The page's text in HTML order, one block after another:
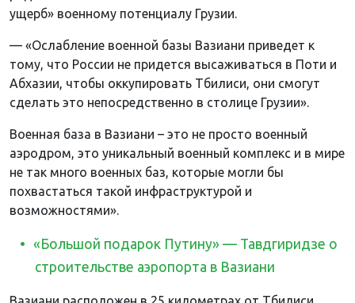
ущерб» военному потенциалу Грузии.
— «Ослабление военной базы Вазиани приведет к
тому, что России не придется высаживаться в Поти и
Абхазии, чтобы оккупировать Тбилиси, они смогут
сделать это непосредственно в столице Грузии».
Военная база в Вазиани – это не просто военный
аэродром, это уникальный военный комплекс и в мире
не так много военных баз, которые могли бы
похвастаться такой инфраструктурой и
возможностями».
«Большой подарок Путину» — Тавдгиридзе о
строительстве аэропорта в Вазиани